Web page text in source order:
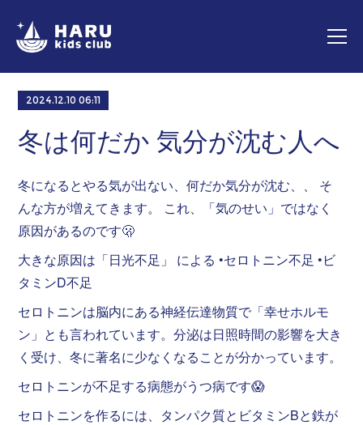
2024.12.10 06:11
冬は何だか 気分が沈む人へ
冬になるとやる気が出ない、何だか気分が沈む、、 そ
んな方が増えてきます。 これ、「気のせい」ではなく
原因があるのです🫢
大きな原因は「日光不足」 による •セロトニン不足 •ビ
タミンD不足
セロトニンは脳内にある神経伝達物質で「幸せホルモ
ン」とも言われています。分泌は日照時間の影響を大き
く受け、冬に著名に少なくなることが分かっています。
セロトニンが不足する病態がうつ病です😱
セロトニンを作るには、タンパク質とビタミンBと鉄が